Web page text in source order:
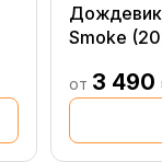
Дождевик
Smoke
от 3 490